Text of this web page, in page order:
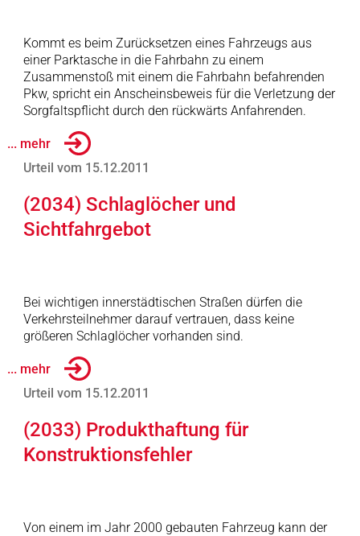
Kommt es beim Zurücksetzen eines Fahrzeugs aus
einer Parktasche in die Fahrbahn zu einem
Zusammenstoß mit einem die Fahrbahn befahrenden
Pkw, spricht ein Anscheinsbeweis für die Verletzung der
Sorgfaltspflicht durch den rückwärts Anfahrenden.
... mehr
Urteil vom 15.12.2011
(2034) Schlaglöcher und
Sichtfahrgebot
Bei wichtigen innerstädtischen Straßen dürfen die
Verkehrsteilnehmer darauf vertrauen, dass keine
größeren Schlaglöcher vorhanden sind.
... mehr
Urteil vom 15.12.2011
(2033) Produkthaftung für
Konstruktionsfehler
Von einem im Jahr 2000 gebauten Fahrzeug kann der